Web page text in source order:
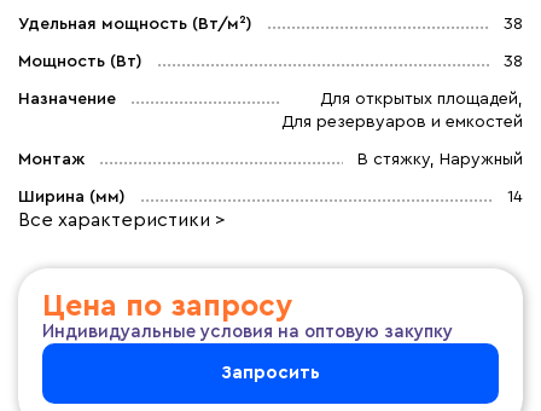
Удельная мощность (Вт/м²) 38
Мощность (Вт) 38
Назначение
Для открытых площадей,
Для резервуаров и емкостей
Монтаж В стяжку, Наружный
Ширина (мм) 14
Все характеристики >
Цена по запросу
Индивидуальные условия на оптовую закупку
Запросить